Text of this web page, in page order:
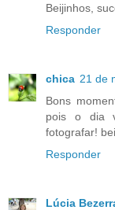
Beijinhos,
Responder
chica 21 de
Bons
pois o dia
fotografar!
Responder
Lúcia